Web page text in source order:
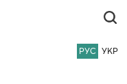
РУС УКР